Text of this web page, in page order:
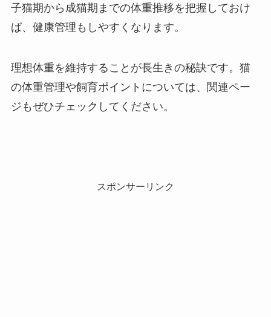
子猫期から成猫期までの体重推移を把握しておけ
ば、健康管理もしやすくなります。
理想体重を維持することが長生きの秘訣です。猫
の体重管理や飼育ポイントについては、関連ペー
ジもぜひチェックしてください。
スポンサーリンク